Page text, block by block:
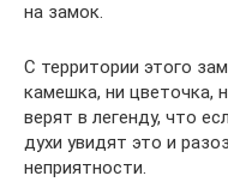
на замок.
C территории этого
камешка, ни цветочка,
верят в легенду, что
духи увидят это и
неприятности.